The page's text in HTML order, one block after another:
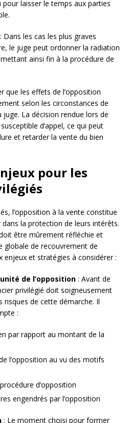
laisser le temps aux parties
: Dans les cas les plus graves
le juge peut ordonner la radiation
ainsi fin à la procédure de
que les effets de l’opposition
selon les circonstances de
juge. La décision rendue lors de
d’appel, ce qui peut
et retarder la vente du bien
pour les
l’opposition à la vente constitue
la protection de leurs intérêts.
être mûrement réfléchie et
globale de recouvrement de
enjeux et stratégies à considérer :
de l’opposition : Avant de
privilégié doit soigneusement
risques de cette démarche. Il
:
par rapport au montant de la
l’opposition au vu des motifs
d’opposition
engendrés par l’opposition
: Le moment choisi pour former